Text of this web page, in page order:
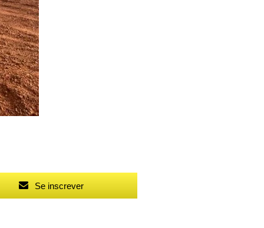
Se inscrever